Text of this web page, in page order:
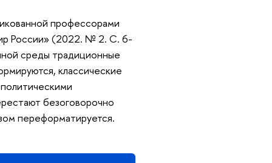
профессорами
России» (2022. № 2. С. 6-
среды традиционные
классические
безоговорочно
переформатируется.